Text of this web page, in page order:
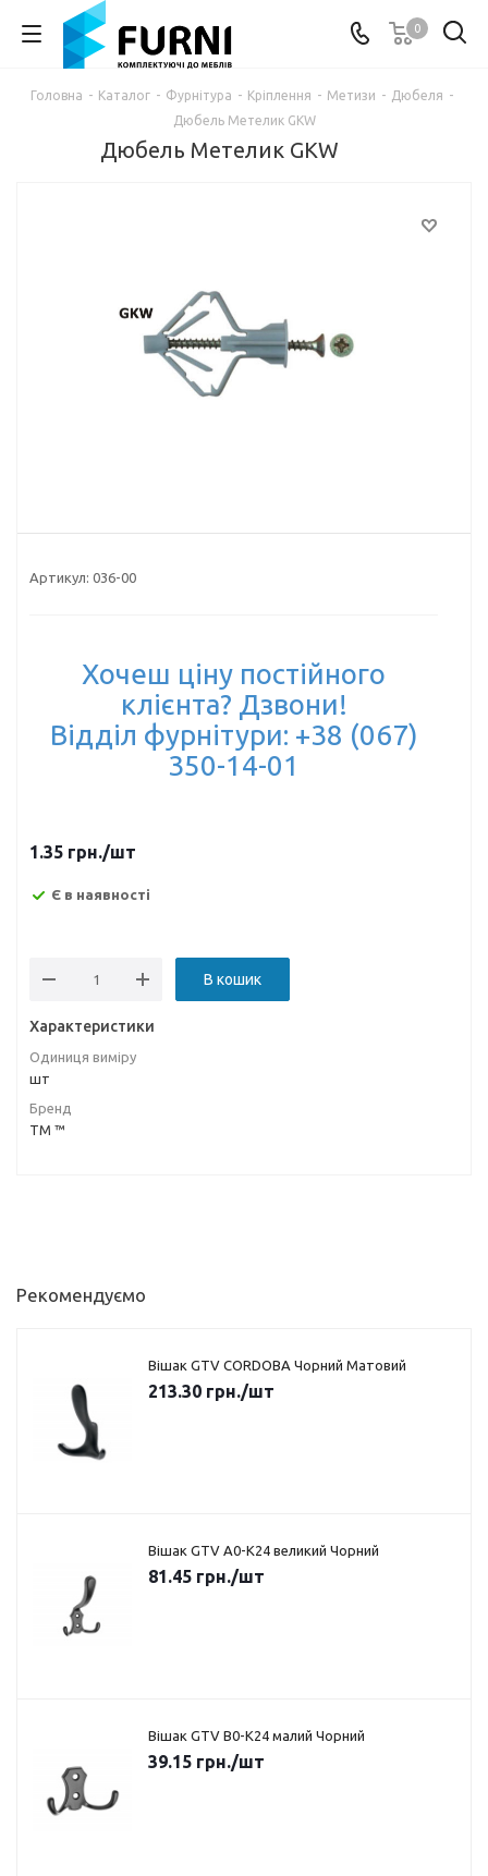
0
Головна - Каталог - Фурнітура - Кріплення - Метизи - Дюбеля -
Дюбель Метелик GKW
Дюбель Метелик GKW
Артикул: 036-00
Хочеш ціну постійного
клієнта? Дзвони!
Відділ фурнітури: +38 (067)
350-14-01
1.35 грн./шт
Є в наявності
В кошик
Характеристики
Одиниця виміру
шт
Бренд
ТМ ™
Рекомендуємо
Вішак GTV CORDOBA Чорний Матовий
213.30 грн./шт
Вішак GTV A0-K24 великий Чорний
81.45 грн./шт
Вішак GTV B0-K24 малий Чорний
39.15 грн./шт